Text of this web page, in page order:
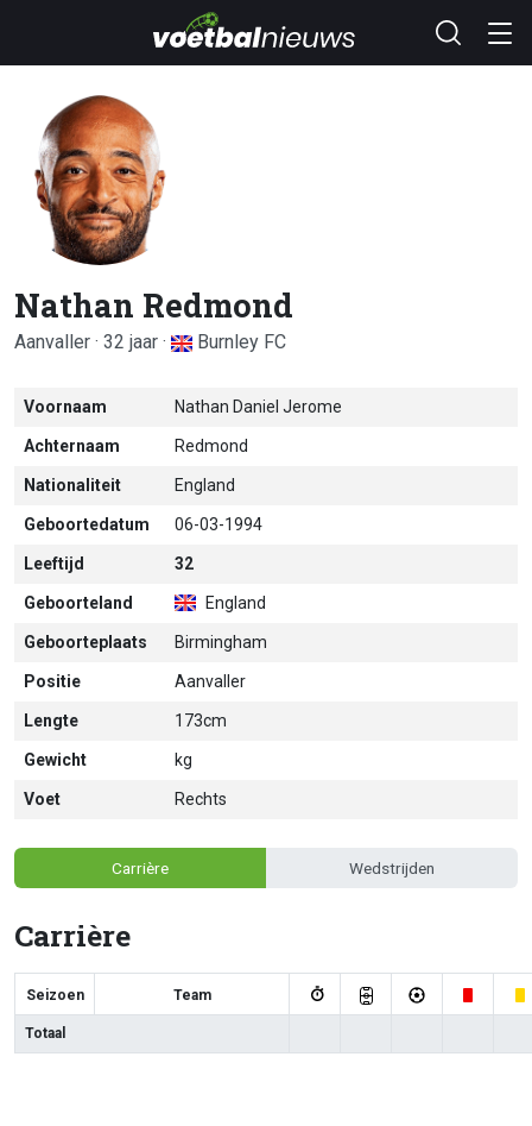
Nathan Redmond
Aanvaller · 32 jaar · Burnley FC
Voornaam Nathan Daniel Jerome
Achternaam Redmond
Nationaliteit England
Geboortedatum 06-03-1994
Leeftijd 32
Geboorteland England
Geboorteplaats Birmingham
Positie Aanvaller
Lengte 173cm
Gewicht kg
Voet Rechts
Carrière Wedstrijden
Carrière
Seizoen Team
Totaal